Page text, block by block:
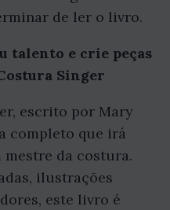
de ler o livro.
talento e crie peças
Singer
escrito por Mary
completo que irá
da costura.
ilustrações
este livro é